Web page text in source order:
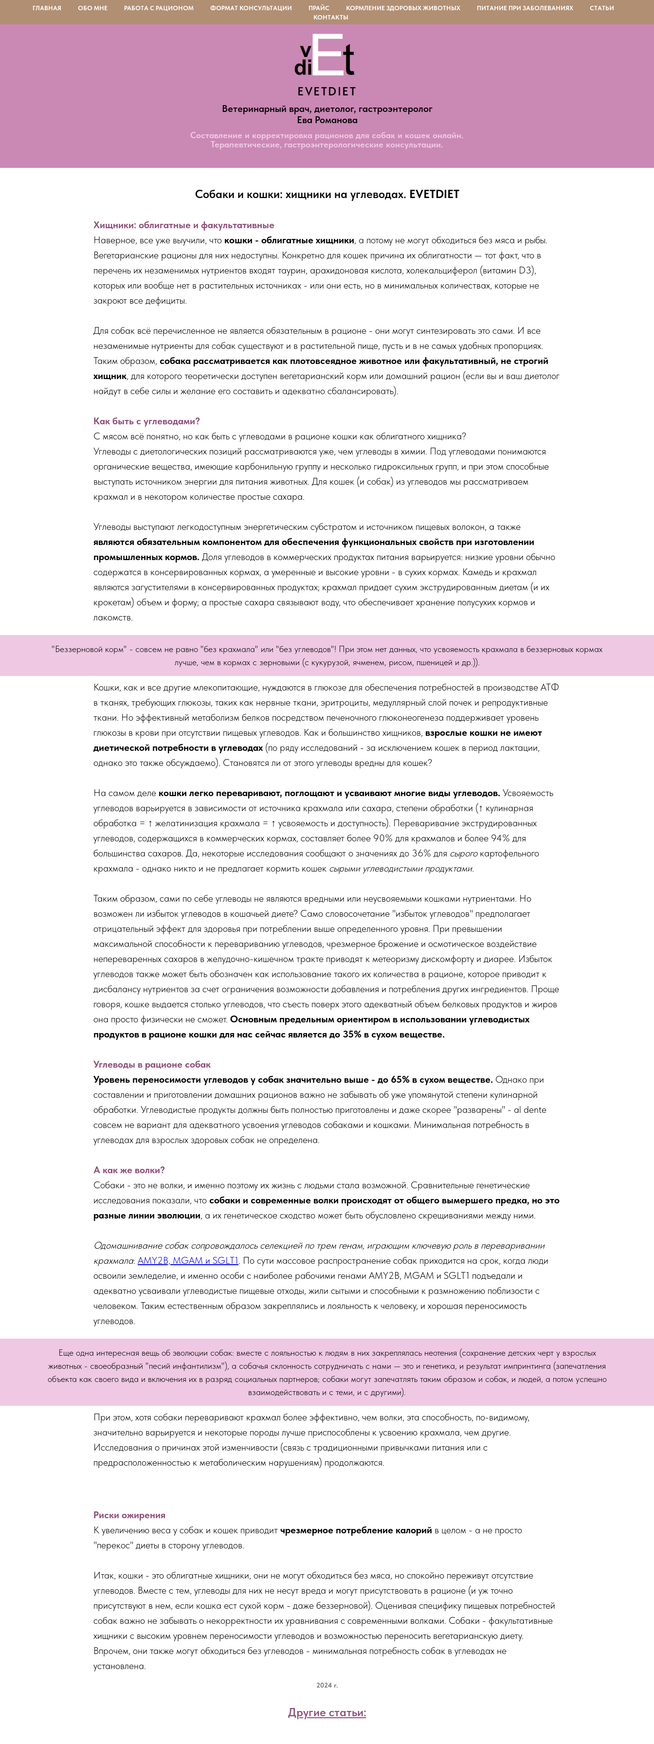
ГЛАВНАЯ ОБО МНЕ РАБОТА С РАЦИОНОМ ФОРМАТ КОНСУЛЬТАЦИИ ПРАЙС КОРМЛЕНИЕ ЗДОРОВЫХ ЖИВОТНЫХ ПИТАНИЕ ПРИ ЗАБОЛЕВАНИЯХ
СТАТЬИ
КОНТАКТЫ
EVETDIET
Ветеринарный врач, диетолог, гастроэнтеролог
Ева Романова
Составление и корректировка рационов для собак и кошек онлайн.
Терапевтические, гастроэнтерологические консультации.
Собаки и кошки: хищники на углеводах. EVETDIET
Хищники: облигатные и факультативные
Наверное, все уже выучили, что кошки - облигатные хищники, а потому не могут обходиться без мяса и рыбы.
Вегетарианские рационы для них недоступны. Конкретно для кошек причина их облигатности — тот факт, что в
перечень их незаменимых нутриентов входят таурин, арахидоновая кислота, холекальциферол (витамин D3),
которых или вообще нет в растительных источниках - или они есть, но в минимальных количествах, которые не
закроют все дефициты.
Для собак всё перечисленное не является обязательным в рационе - они могут синтезировать это сами. И все
незаменимые нутриенты для собак существуют и в растительной пище, пусть и в не самых удобных пропорциях.
Таким образом, собака рассматривается как плотовсеядное животное или факультативный, не строгий
хищник, для которого теоретически доступен вегетарианский корм или домашний рацион (если вы и ваш диетолог
найдут в себе силы и желание его составить и адекватно сбалансировать).
Как быть с углеводами?
С мясом всё понятно, но как быть с углеводами в рационе кошки как облигатного хищника?
Углеводы с диетологических позиций рассматриваются уже, чем углеводы в химии. Под углеводами понимаются
органические вещества, имеющие карбонильную группу и несколько гидроксильных групп, и при этом способные
выступать источником энергии для питания животных. Для кошек (и собак) из углеводов мы рассматриваем
крахмал и в некотором количестве простые сахара.
Углеводы выступают легкодоступным энергетическим субстратом и источником пищевых волокон, а также
являются обязательным компонентом для обеспечения функциональных свойств при изготовлении
промышленных кормов. Доля углеводов в коммерческих продуктах питания варьируется: низкие уровни обычно
содержатся в консервированных кормах, а умеренные и высокие уровни - в сухих кормах. Камедь и крахмал
являются загустителями в консервированных продуктах; крахмал придает сухим экструдированным диетам (и их
крокетам) объем и форму; а простые сахара связывают воду, что обеспечивает хранение полусухих кормов и
лакомств.
"Беззерновой корм" - совсем не равно "без крахмала" или "без углеводов"! При этом нет данных, что усвояемость крахмала в беззерновых кормах
лучше, чем в кормах с зерновыми (с кукурузой, ячменем, рисом, пшеницей и др.)).
Кошки, как и все другие млекопитающие, нуждаются в глюкозе для обеспечения потребностей в производстве АТФ
в тканях, требующих глюкозы, таких как нервные ткани, эритроциты, медуллярный слой почек и репродуктивные
ткани. Но эффективный метаболизм белков посредством печеночного глюконеогенеза поддерживает уровень
глюкозы в крови при отсутствии пищевых углеводов. Как и большинство хищников, взрослые кошки не имеют
диетической потребности в углеводах (по ряду исследований - за исключением кошек в период лактации,
однако это также обсуждаемо). Становятся ли от этого углеводы вредны для кошек?
На самом деле кошки легко переваривают, поглощают и усваивают многие виды углеводов. Усвояемость
углеводов варьируется в зависимости от источника крахмала или сахара, степени обработки (↑ кулинарная
обработка = ↑ желатинизация крахмала = ↑ усвояемость и доступность). Переваривание экструдированных
углеводов, содержащихся в коммерческих кормах, составляет более 90% для крахмалов и более 94% для
большинства сахаров. Да, некоторые исследования сообщают о значениях до 36% для сырогокартофельного
крахмала - однако никто и не предлагает кормить кошек сырыми углеводистыми продуктами.
Таким образом, сами по себе углеводы не являются вредными или неусвояемыми кошками нутриентами. Но
возможен ли избыток углеводов в кошачьей диете? Само словосочетание "избыток углеводов" предполагает
отрицательный эффект для здоровья при потреблении выше определенного уровня. При превышении
максимальной способности к перевариванию углеводов, чрезмерное брожение и осмотическое воздействие
непереваренных сахаров в желудочно-кишечном тракте приводят к метеоризму дискомфорту и диарее. Избыток
углеводов также может быть обозначен как использование такого их количества в рационе, которое приводит к
дисбалансу нутриентов за счет ограничения возможности добавления и потребления других ингредиентов. Проще
говоря, кошке выдается столько углеводов, что съесть поверх этого адекватный объем белковых продуктов и жиров
она просто физически не сможет. Основным предельным ориентиром в использовании углеводистых
продуктов в рационе кошки для нас сейчас является до 35% в сухом веществе.
Углеводы в рационе собак
Уровень переносимости углеводов у собак значительно выше - до 65% в сухом веществе. Однако при
составлении и приготовлении домашних рационов важно не забывать об уже упомянутой степени кулинарной
обработки. Углеводистые продукты должны быть полностью приготовлены и даже скорее "разварены" - al dente
совсем не вариант для адекватного усвоения углеводов собаками и кошками. Минимальная потребность в
углеводах для взрослых здоровых собак не определена.
А как же волки?
Собаки - это не волки, и именно поэтому их жизнь с людьми стала возможной. Сравнительные генетические
исследования показали, что собаки и современные волки происходят от общего вымершего предка, но это
разные линии эволюции, а их генетическое сходство может быть обусловлено скрещиваниями между ними.
Одомашнивание собак сопровождалось селекцией по трем генам, играющим ключевую роль в переваривании
крахмала: AMY2B, MGAM и SGLT1. По сути массовое распространение собак приходится на срок, когда люди
освоили земледелие, и именно особи с наиболее рабочими генами AMY2B, MGAM и SGLT1 подъедали и
адекватно усваивали углеводистые пищевые отходы, жили сытыми и способными к размножению поблизости с
человеком. Таким естественным образом закреплялись и лояльность к человеку, и хорошая переносимость
углеводов.
Еще одна интересная вещь об эволюции собак: вместе с лояльностью к людям в них закреплялась неотения (сохранение детских черт у взрослых
животных - своеобразный "песий инфантилизм"), а собачья склонность сотрудничать с нами — это и генетика, и результат импринтинга (запечатления
объекта как своего вида и включения их в разряд социальных партнеров; собаки могут запечатлять таким образом и собак, и людей, а потом успешно
взаимодействовать и с теми, и с другими).
При этом, хотя собаки переваривают крахмал более эффективно, чем волки, эта способность, по-видимому,
значительно варьируется и некоторые породы лучше приспособлены к усвоению крахмала, чем другие.
Исследования о причинах этой изменчивости (связь с традиционными привычками питания или с
предрасположенностью к метаболическим нарушениям) продолжаются.
Риски ожирения
К увеличению веса у собак и кошек приводит чрезмерное потребление калорий в целом - а не просто
"перекос" диеты в сторону углеводов.
Итак, кошки - это облигатные хищники, они не могут обходиться без мяса, но спокойно переживут отсутствие
углеводов. Вместе с тем, углеводы для них не несут вреда и могут присутствовать в рационе (и уж точно
присутствуют в нем, если кошка ест сухой корм - даже беззерновой). Оценивая специфику пищевых потребностей
собак важно не забывать о некорректности их уравнивания с современными волками. Собаки - факультативные
хищники с высоким уровнем переносимости углеводов и возможностью переносить вегетарианскую диету.
Впрочем, они также могут обходиться без углеводов - минимальная потребность собак в углеводах не
установлена.
2024 г.
Другие статьи: